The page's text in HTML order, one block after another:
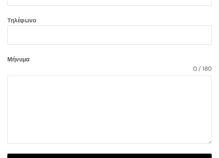
Tηλέφωνο
Μήνυμα
0 / 180